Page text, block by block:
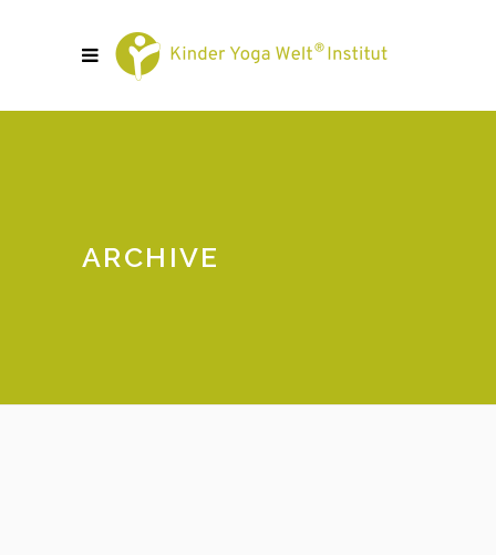
ARCHIVE